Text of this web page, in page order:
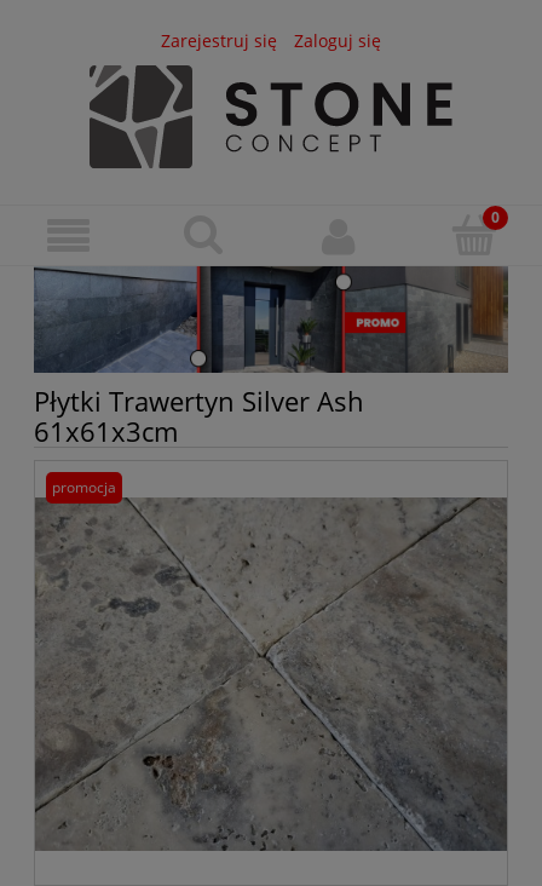
Zarejestruj się Zaloguj się
Płytki Trawertyn Silver Ash
61x61x3cm
promocja